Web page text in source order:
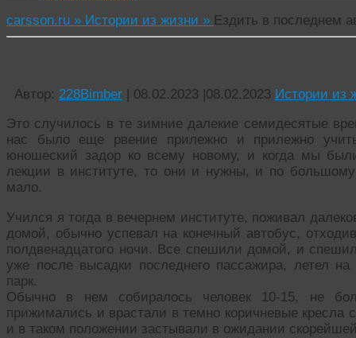
carsson.ru » Истории из жизни » Ездить в последнем
Автор: 228Bimber | 08.02.2023 |08.02.2023 Истории из
Это случилось в те зимние далекие семидесятые
нас было еще рвение прилежно и прилежно
юношеский задор ко всему новому, и когда мы
лекции в институте, то они и нужны, и по
мало.
Учился я тогда в вечернем институте, поживал
домой, обычно успевал на конечный автобус,
полдвенадцатого ночи. Все спешили домой, и
уже после высадки последнего пассажира, летел
парк.
Обычно в нем собиралось человек 10-15, не
прижимались и врастали в темно коричневые
и в таком положении застывали в ожидании